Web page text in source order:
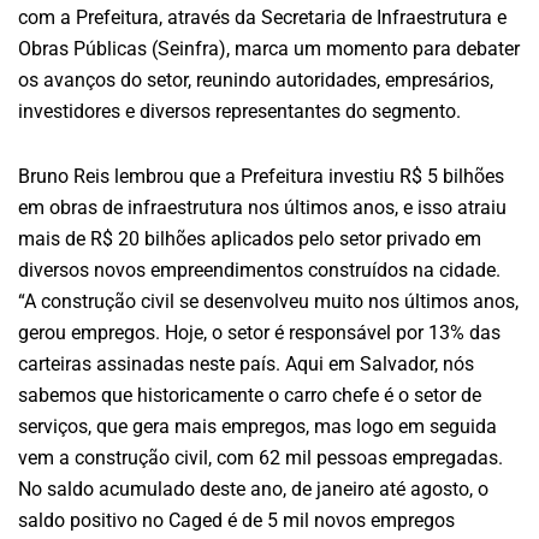
com a Prefeitura, através da Secretaria de Infraestrutura e
Obras Públicas (Seinfra), marca um momento para debater
os avanços do setor, reunindo autoridades, empresários,
investidores e diversos representantes do segmento.
Bruno Reis lembrou que a Prefeitura investiu R$ 5 bilhões
em obras de infraestrutura nos últimos anos, e isso atraiu
mais de R$ 20 bilhões aplicados pelo setor privado em
diversos novos empreendimentos construídos na cidade.
“A construção civil se desenvolveu muito nos últimos anos,
gerou empregos. Hoje, o setor é responsável por 13% das
carteiras assinadas neste país. Aqui em Salvador, nós
sabemos que historicamente o carro chefe é o setor de
serviços, que gera mais empregos, mas logo em seguida
vem a construção civil, com 62 mil pessoas empregadas.
No saldo acumulado deste ano, de janeiro até agosto, o
saldo positivo no Caged é de 5 mil novos empregos